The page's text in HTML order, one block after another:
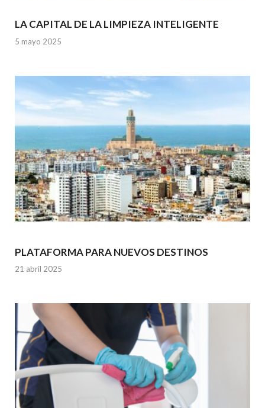
LA CAPITAL DE LA LIMPIEZA INTELIGENTE
5 mayo 2025
PLATAFORMA PARA NUEVOS DESTINOS
21 abril 2025